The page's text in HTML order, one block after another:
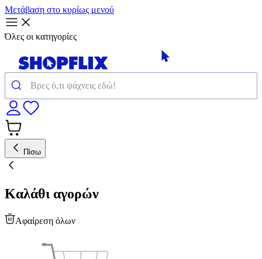
Μετάβαση στο κυρίως μενού
Όλες οι κατηγορίες
Πίσω
Καλάθι αγορών
Αφαίρεση όλων